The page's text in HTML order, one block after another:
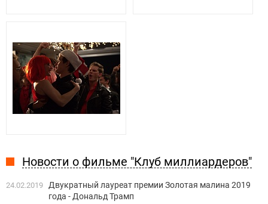
Новости о фильме "Клуб миллиардеров"
24.02.2019
Двукратный лауреат премии Золотая малина 2019
года - Дональд Трамп